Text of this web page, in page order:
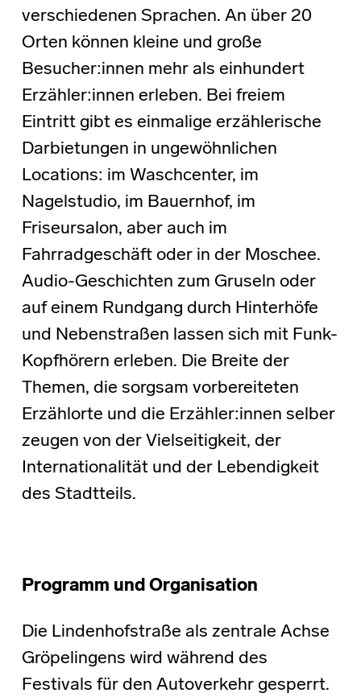
verschiedenen Sprachen. An über 20
Orten können kleine und große
Besucher:innen mehr als einhundert
Erzähler:innen erleben. Bei freiem
Eintritt gibt es einmalige erzählerische
Darbietungen in ungewöhnlichen
Locations: im Waschcenter, im
Nagelstudio, im Bauernhof, im
Friseursalon, aber auch im
Fahrradgeschäft oder in der Moschee.
Audio-Geschichten zum Gruseln oder
auf einem Rundgang durch Hinterhöfe
und Nebenstraßen lassen sich mit Funk-
Kopfhörern erleben. Die Breite der
Themen, die sorgsam vorbereiteten
Erzählorte und die Erzähler:innen selber
zeugen von der Vielseitigkeit, der
Internationalität und der Lebendigkeit
des Stadtteils.
Programm und Organisation
Die Lindenhofstraße als zentrale Achse
Gröpelingens wird während des
Festivals für den Autoverkehr gesperrt.